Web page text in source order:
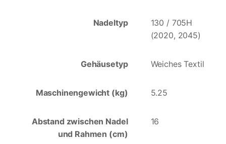
Nadeltyp
130 / 705H
(2020, 2045)
Gehäusetyp Weiches Textil
Maschinengewicht (kg) 5.25
Abstand zwischen Nadel
und Rahmen (cm)
16